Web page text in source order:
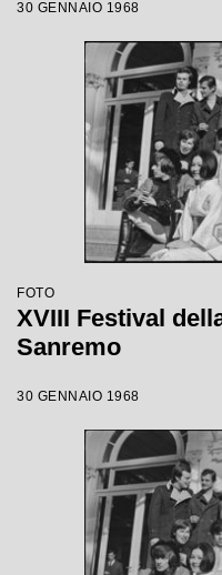
30 GENNAIO 1968
FOTO
XVIII Festival
Sanremo
30 GENNAIO 1968